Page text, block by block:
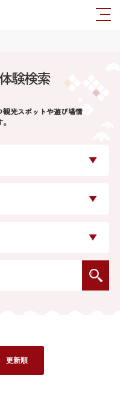
験検索
光スポットや遊び場情
更新順